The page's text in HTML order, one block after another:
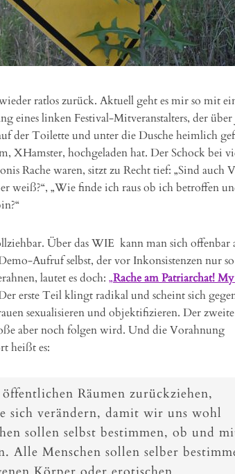
ratlos zurück. Aktuell geht es mir so mit
eines linken Festival-Mitveranstalters, der über
der Toilette und unter die Dusche heimlich
XHamster, hochgeladen hat. Der Schock bei
Rache waren, sitzt zu Recht tief: „Sind auch
weiß?“, „Wie finde ich raus ob ich betroffen
Über das WIE kann man sich offenbar
Aufruf selbst, der vor Inkonsistenzen nur so
lautet es doch: „Rache am Patriarchat!
erste Teil klingt radikal und scheint sich
sexualisieren und objektifizieren. Der
aber noch folgen wird. Und die Vorahnung
heißt es:
Räumen zurückziehen,
sich verändern, damit wir uns wohl
sollen selbst bestimmen, ob und
Alle Menschen sollen selber